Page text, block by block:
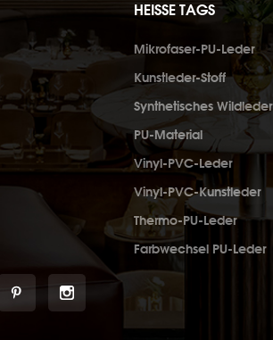
HEISSE TAGS
Mikrofaser-PU-Leder
Kunstleder-Stoff
Synthetisches Wildleder
PU-Material
Vinyl-PVC-Leder
Vinyl-PVC-Kunstleder
Thermo-PU-Leder
Farbwechsel PU-Leder